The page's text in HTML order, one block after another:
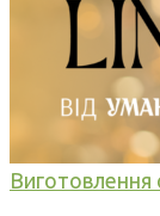
Виготовлення